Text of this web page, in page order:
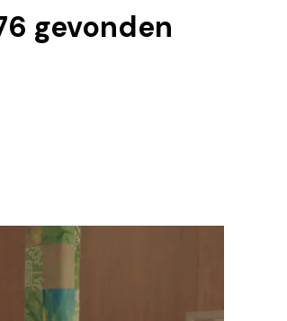
gevonden